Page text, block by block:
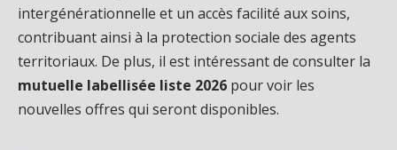
intergénérationnelle et un accès facilité aux soins,
contribuant ainsi à la protection sociale des agents
territoriaux. De plus, il est intéressant de consulter la
mutuelle labellisée liste 2026 pour voir les
nouvelles offres qui seront disponibles.